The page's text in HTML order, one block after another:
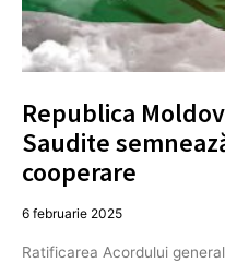
Republica
Saudite
cooperare
6 februarie 2025
Ratificarea Acordului